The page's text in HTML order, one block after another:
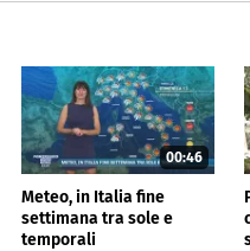
00:46
Meteo, in Italia fine
settimana tra sole e
temporali